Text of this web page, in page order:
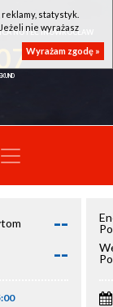
NOTEĆ INOWROCŁAW
07
--
--
statystyk.
nie wyrażasz
Wyrażam zgodę »